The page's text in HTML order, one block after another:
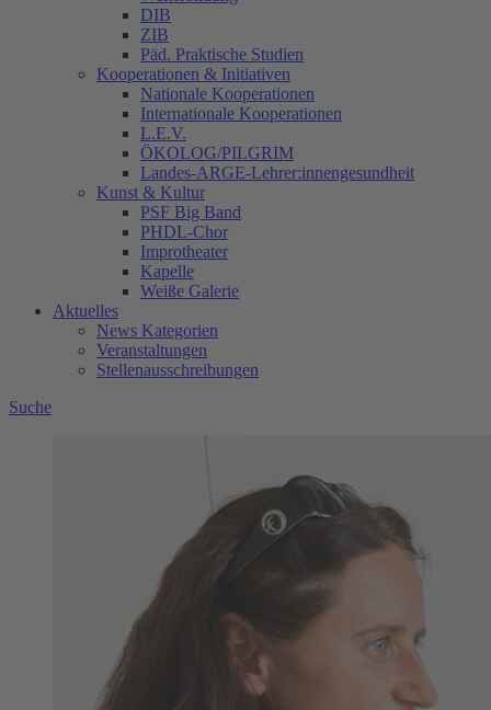
DIB
ZIB
Päd. Praktische Studien
Kooperationen & Initiativen
Nationale Kooperationen
Internationale Kooperationen
L.E.V.
ÖKOLOG/PILGRIM
Landes-ARGE-Lehrer:innengesundheit
Kunst & Kultur
PSF Big Band
PHDL-Chor
Improtheater
Kapelle
Weiße Galerie
Aktuelles
News Kategorien
Veranstaltungen
Stellenausschreibungen
Suche